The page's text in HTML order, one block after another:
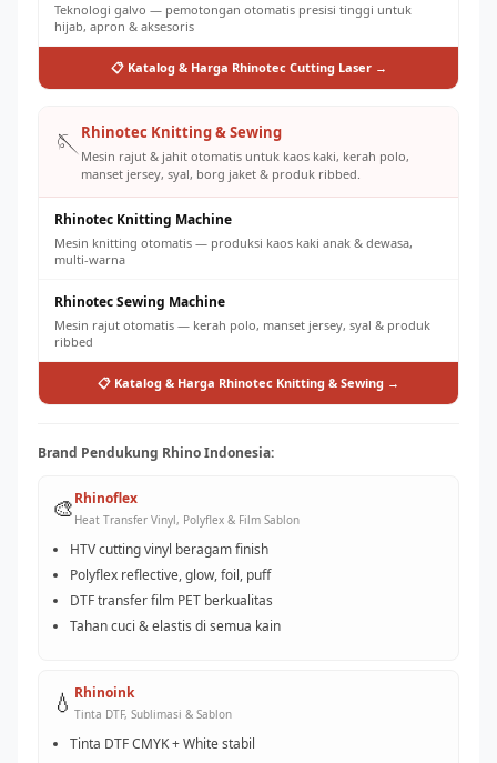
Teknologi galvo — pemotongan otomatis presisi tinggi untuk
hijab, apron & aksesoris
📋 Katalog & Harga Rhinotec Cutting Laser →
🪡Rhinotec Knitting & Sewing
Mesin rajut & jahit otomatis untuk kaos kaki, kerah polo,
manset jersey, syal, borg jaket & produk ribbed.
Rhinotec Knitting Machine
Mesin knitting otomatis — produksi kaos kaki anak & dewasa,
multi-warna
Rhinotec Sewing Machine
Mesin rajut otomatis — kerah polo, manset jersey, syal & produk
ribbed
📋 Katalog & Harga Rhinotec Knitting & Sewing →
Brand Pendukung Rhino Indonesia:
🎨Rhinoflex
Heat Transfer Vinyl, Polyflex & Film Sablon
HTV cutting vinyl beragam finish
Polyflex reflective, glow, foil, puff
DTF transfer film PET berkualitas
Tahan cuci & elastis di semua kain
💧 Rhinoink
Tinta DTF, Sublimasi & Sablon
Tinta DTF CMYK + White stabil